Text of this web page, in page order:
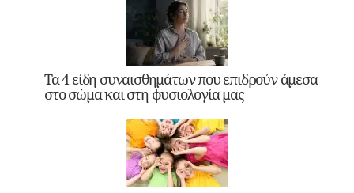
Τα 4 είδη συναισθημάτων που επιδρούν άμεσα
στο σώμα και στη φυσιολογία μας